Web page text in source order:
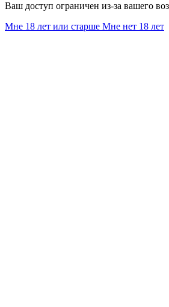
Ваш доступ ограничен из-за вашего
Мне 18 лет или старше Мне нет 18 лет